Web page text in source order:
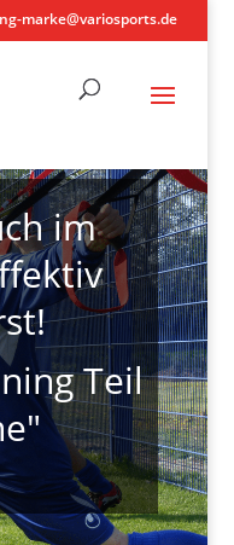
marke@variosports.de
im
Teil